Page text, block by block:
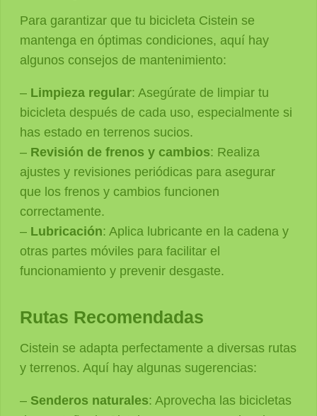
Para garantizar que tu bicicleta Cistein se
mantenga en óptimas condiciones, aquí hay
algunos consejos de mantenimiento:
– Limpieza regular: Asegúrate de limpiar tu
bicicleta después de cada uso, especialmente si
has estado en terrenos sucios.
– Revisión de frenos y cambios: Realiza
ajustes y revisiones periódicas para asegurar
que los frenos y cambios funcionen
correctamente.
– Lubricación: Aplica lubricante en la cadena y
otras partes móviles para facilitar el
funcionamiento y prevenir desgaste.
Rutas Recomendadas
Cistein se adapta perfectamente a diversas rutas
y terrenos. Aquí hay algunas sugerencias:
– Senderos naturales: Aprovecha las bicicletas